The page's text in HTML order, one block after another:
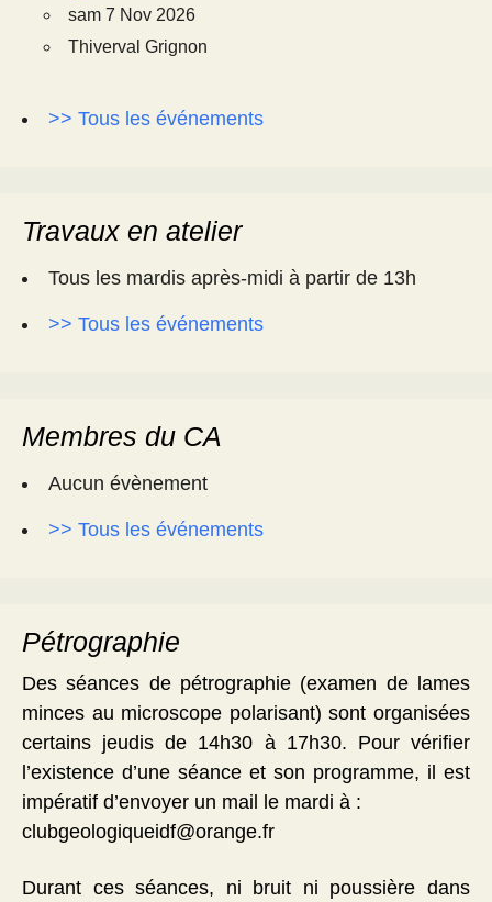
sam 7 Nov 2026
Thiverval Grignon
>> Tous les événements
Travaux en atelier
Tous les mardis après-midi à partir de 13h
>> Tous les événements
Membres du CA
Aucun évènement
>> Tous les événements
Pétrographie
Des séances de pétrographie (examen de lames
minces au microscope polarisant) sont organisées
certains jeudis de 14h30 à 17h30. Pour vérifier
l’existence d’une séance et son programme, il est
impératif d’envoyer un mail le mardi à :
clubgeologiqueidf@orange.fr
Durant ces séances, ni bruit ni poussière dans